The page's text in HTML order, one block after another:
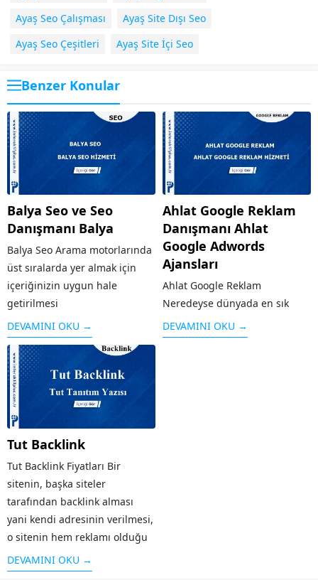
Ayaş Seo Çalışması
Ayaş Site Dışı Seo
Ayaş Seo Çeşitleri
Ayaş Site İçi Seo
Benzer Konular
Balya Seo ve Seo
Danışmanı Balya
Balya Seo Arama motorlarında
üst sıralarda yer almak için
içeriğinizin uygun hale
getirilmesi
çalışması SEO olarak
adlandırılır. Arama
motorlarının sitenizi iyi bir
şekilde taraması ve aranılan
konuya kullanıcılar tarafından
çabuk ulaşması için Balya
SEO desteği almanız oldukça
önemlidir. Bu...
DEVAMINI OKU →
Ahlat Google Reklam
Danışmanı Ahlat
Google Adwords
Ajansları
Ahlat Google Reklam
Neredeyse dünyada en sık
kullanılan arama motoru olan
Google’ın sunduğu reklam
DEVAMINI OKU →
Tut Backlink
Tut Backlink Fiyatları Bir
sitenin, başka siteler
tarafından backlink alması
yani kendi adresinin verilmesi,
o sitenin hem reklamı olduğu
kadar hem de arama
motorlarında üst sırada yer
DEVAMINI OKU →